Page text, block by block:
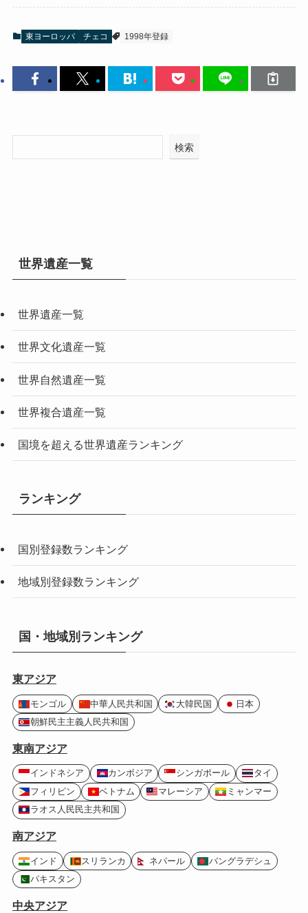
東ヨーロッパ チェコ 1998年登録
検索
世界遺産一覧
世界遺産一覧
世界文化遺産一覧
世界自然遺産一覧
世界複合遺産一覧
国境を超える世界遺産ランキング
ランキング
国別登録数ランキング
地域別登録数ランキング
国・地域別ランキング
東アジア
モンゴル 中華人民共和国 大韓民国
日本
朝鮮民主主義人民共和国
東南アジア
インドネシア カンボジア シンガポール
タイ
フィリピン
ベトナム マレーシア
ミャンマー
ラオス人民民主共和国
南アジア
インド スリランカ ネパール
バングラデシュ
パキスタン
中央アジア